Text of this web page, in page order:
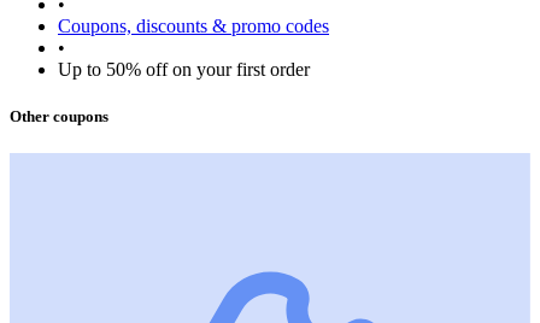
Coupons, discounts & promo codes
•
Up to 50% off on your first order
Other coupons